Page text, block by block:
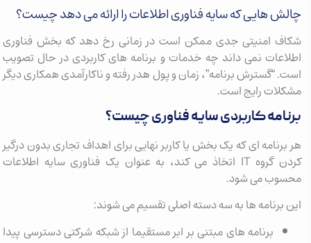
چالش هایی که سایه فناوری اطلاعات را ارائه می دهد چیست؟
شکاف امنیتی جدی ممکن است در زمانی رخ دهد که بخش فناوری
اطلاعات نمی داند چه خدمات و برنامه های کاربردی در حال تصویب
است. “گسترش برنامه”، زمان و پول هدر رفته و ناکارآمدی همکاری دیگر
مشکلات رایج است.
برنامه کاربردی سایه فناوری چیست؟
هر برنامه ای که یک بخش یا کاربر نهایی برای اهداف تجاری بدون درگیر
کردن گروه IT اتخاذ می کند، به عنوان یک فناوری سایه اطلاعات
محسوب می شود.
این برنامه ها به سه دسته اصلی تقسیم می شوند:
برنامه های مبتنی بر ابر مستقیما از شبکه شرکتی دسترسی پیدا